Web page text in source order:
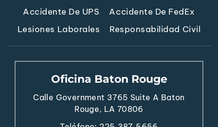
Accidente De UPS
Accidente De FedEx
Lesiones Laborales
Responsabilidad Civil
Oficina Baton Rouge
Calle Government 3765 Suite A Baton
Rouge, LA 70806